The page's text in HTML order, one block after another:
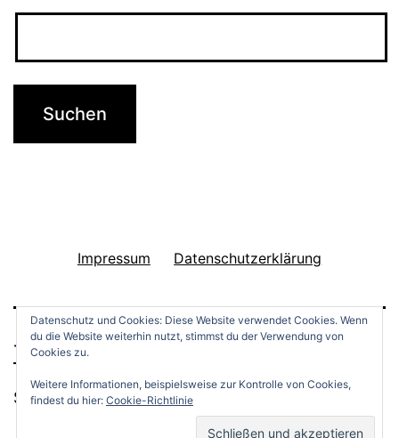
l
A
f
u
n
Datenschutz und Cookies: Diese Website verwendet Cookies. Wenn
du die Website weiterhin nutzt, stimmst du der Verwendung von
Cookies zu.
Weitere Informationen, beispielsweise zur Kontrolle von Cookies,
findest du hier: Cookie-Richtlinie
Impressum Datenschutzerklärung
THINGS TO DO
Stolz präsentiert vonWordPress